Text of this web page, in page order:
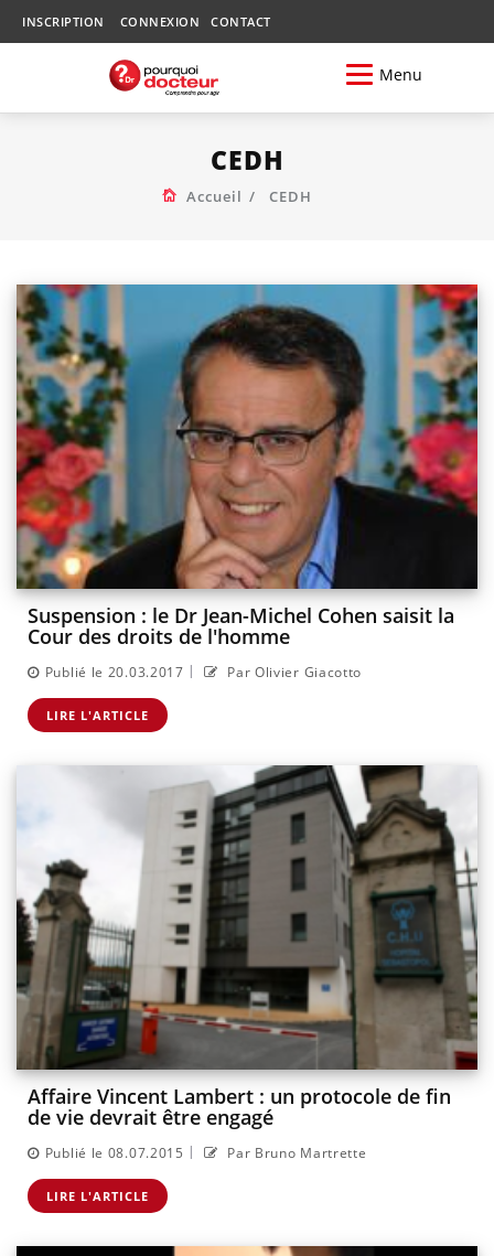
INSCRIPTION CONNEXION CONTACT
Menu
CEDH
Accueil CEDH
Suspension : le Dr Jean-Michel Cohen saisit la
Cour des droits de l'homme
Publié le 20.03.2017 | Par Olivier Giacotto
LIRE L'ARTICLE
Affaire Vincent Lambert : un protocole de fin
de vie devrait être engagé
Publié le 08.07.2015 | Par Bruno Martrette
LIRE L'ARTICLE